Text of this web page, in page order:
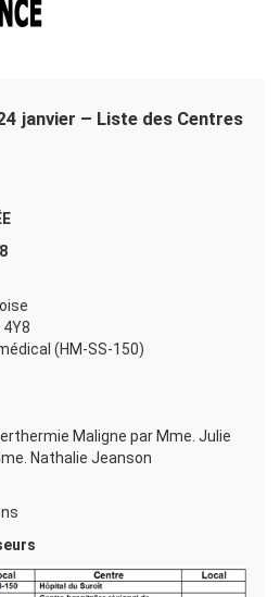
janvier – Liste des Centres
(HM-SS-150)
Maligne par Mme. Julie
Nathalie Jeanson